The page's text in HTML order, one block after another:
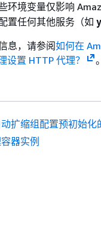
环境变量仅影响
置任何其他服务（如
息，请参阅如何在
设置 HTTP 代理？
。
扩缩组配置预初始化
器实例